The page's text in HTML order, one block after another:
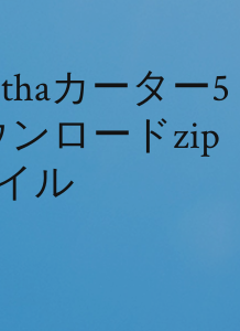
カーター5
ロードzip
ル